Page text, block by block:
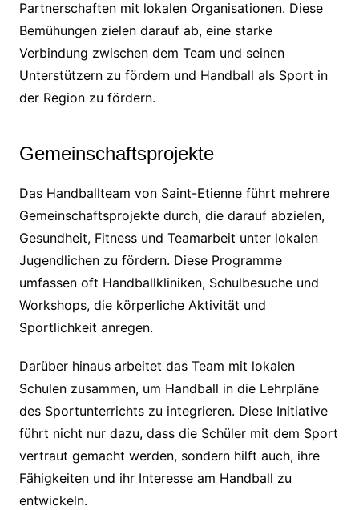
Partnerschaften mit lokalen Organisationen. Diese
Bemühungen zielen darauf ab, eine starke
Verbindung zwischen dem Team und seinen
Unterstützern zu fördern und Handball als Sport in
der Region zu fördern.
Gemeinschaftsprojekte
Das Handballteam von Saint-Etienne führt mehrere
Gemeinschaftsprojekte durch, die darauf abzielen,
Gesundheit, Fitness und Teamarbeit unter lokalen
Jugendlichen zu fördern. Diese Programme
umfassen oft Handballkliniken, Schulbesuche und
Workshops, die körperliche Aktivität und
Sportlichkeit anregen.
Darüber hinaus arbeitet das Team mit lokalen
Schulen zusammen, um Handball in die Lehrpläne
des Sportunterrichts zu integrieren. Diese Initiative
führt nicht nur dazu, dass die Schüler mit dem Sport
vertraut gemacht werden, sondern hilft auch, ihre
Fähigkeiten und ihr Interesse am Handball zu
entwickeln.